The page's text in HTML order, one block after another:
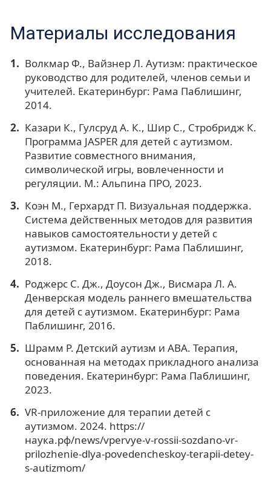
Материалы исследования
Волкмар Ф., Вайзнер Л. Аутизм: практическое
руководство для родителей, членов семьи и
учителей. Екатеринбург: Рама Паблишинг,
2014.
Казари К., Гулсруд А. К., Шир С., Стробридж К.
Программа JASPER для детей с аутизмом.
Развитие совместного внимания,
символической игры, вовлеченности и
регуляции. М.: Альпина ПРО, 2023.
Коэн М., Герхардт П. Визуальная поддержка.
Система действенных методов для развития
навыков самостоятельности у детей с
аутизмом. Екатеринбург: Рама Паблишинг,
2018.
Роджерс С. Дж., Доусон Дж., Висмара Л. А.
Денверская модель раннего вмешательства
для детей с аутизмом. Екатеринбург: Рама
Паблишинг, 2016.
Шрамм Р. Детский аутизм и АВА. Терапия,
основанная на методах прикладного анализа
поведения. Екатеринбург: Рама Паблишинг,
2023.
VR-приложение для терапии детей с
аутизмом. 2024. https://
наука.рф/news/vpervye-v-rossii-sozdano-vr-
prilozhenie-dlya-povedencheskoy-terapii-detey-
s-autizmom/